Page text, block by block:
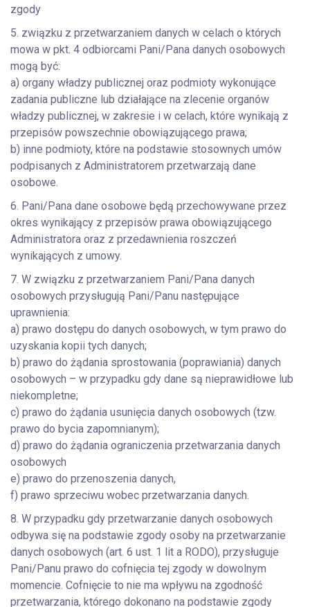
zgody
5. związku z przetwarzaniem danych w celach o których
mowa w pkt. 4 odbiorcami Pani/Pana danych osobowych
mogą być:
a) organy władzy publicznej oraz podmioty wykonujące
zadania publiczne lub działające na zlecenie organów
władzy publicznej, w zakresie i w celach, które wynikają z
przepisów powszechnie obowiązującego prawa;
b) inne podmioty, które na podstawie stosownych umów
podpisanych z Administratorem przetwarzają dane
osobowe.
6. Pani/Pana dane osobowe będą przechowywane przez
okres wynikający z przepisów prawa obowiązującego
Administratora oraz z przedawnienia roszczeń
wynikających z umowy.
7. W związku z przetwarzaniem Pani/Pana danych
osobowych przysługują Pani/Panu następujące
uprawnienia:
a) prawo dostępu do danych osobowych, w tym prawo do
uzyskania kopii tych danych;
b) prawo do żądania sprostowania (poprawiania) danych
osobowych – w przypadku gdy dane są nieprawidłowe lub
niekompletne;
c) prawo do żądania usunięcia danych osobowych (tzw.
prawo do bycia zapomnianym);
d) prawo do żądania ograniczenia przetwarzania danych
osobowych
e) prawo do przenoszenia danych,
f) prawo sprzeciwu wobec przetwarzania danych.
8. W przypadku gdy przetwarzanie danych osobowych
odbywa się na podstawie zgody osoby na przetwarzanie
danych osobowych (art. 6 ust. 1 lit a RODO), przysługuje
Pani/Panu prawo do cofnięcia tej zgody w dowolnym
momencie. Cofnięcie to nie ma wpływu na zgodność
przetwarzania, którego dokonano na podstawie zgody